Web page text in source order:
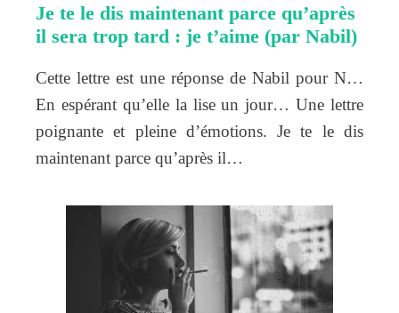
Je te le dis maintenant parce qu’après
il sera trop tard : je t’aime (par Nabil)
Cette lettre est une réponse de Nabil pour N…
En espérant qu’elle la lise un jour… Une lettre
poignante et pleine d’émotions. Je te le dis
maintenant parce qu’après il…